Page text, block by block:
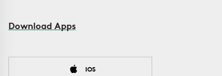
Download Apps
IOS